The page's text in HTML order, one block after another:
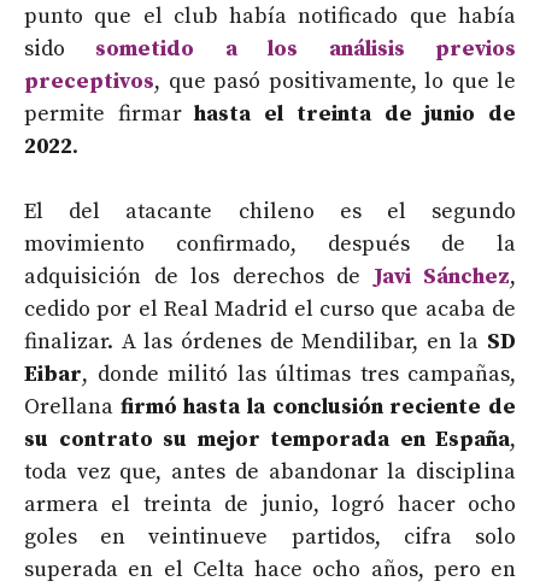
punto que el club había notificado que había
sido sometido a los análisis previos
preceptivos, que pasó positivamente, lo que le
permite firmarhasta el treinta de junio de
2022.
El del atacante chileno es el segundo
movimiento confirmado, después de la
adquisición de los derechos de Javi Sánchez,
cedido por el Real Madrid el curso que acaba de
finalizar. A las órdenes de Mendilibar, en la SD
Eibar, donde militó las últimas tres campañas,
Orellana firmó hasta la conclusión reciente de
su contrato su mejor temporada en España,
toda vez que, antes de abandonar la disciplina
armera el treinta de junio, logró hacer ocho
goles en veintinueve partidos, cifra solo
superada en el Celta hace ocho años, pero en